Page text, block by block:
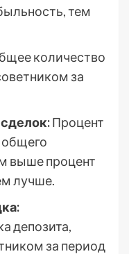
тем
количество
за
Процент
выше процент
лучше.
депозита,
за период